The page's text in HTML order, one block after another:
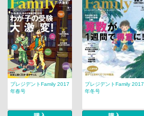
プレジデントFamily 2017
年春号
プレジデントFamily 2017
年冬号